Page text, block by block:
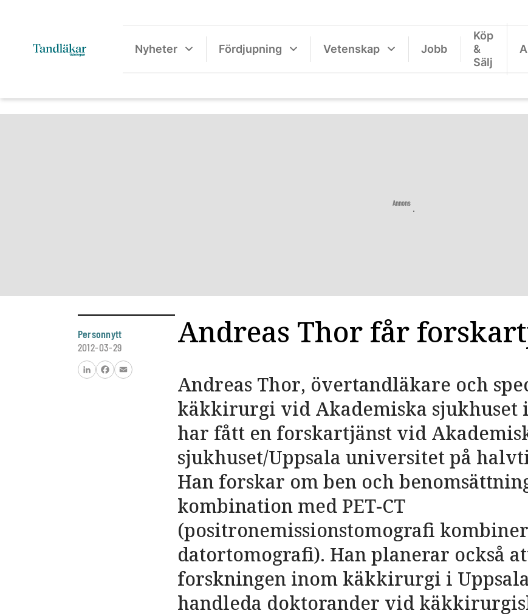
Nyheter Fördjupning Vetenskap Jobb
Köp
&
Sälj
Annons
Personnytt
2012-03-29
FacebookEmail
Andreas Thor får
Andreas Thor, övertandläkare och
käkkirurgi vid Akademiska sjukhuset
har fått en forskartjänst vid
sjukhuset/Uppsala universitet på
Han forskar om ben och
kombination med PET-CT
(positronemissionstomografi
datortomografi). Han planerar också
forskningen inom käkkirurgi i
handleda doktorander vid